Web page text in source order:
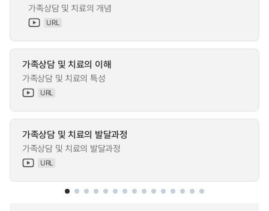
가족상담 및 치료의 개념
URL
가족상담 및 치료의 이해
가족상담 및 치료의 특성
URL
가족상담 및 치료의 발달과정
가족상담 및 치료의 발달과정
URL